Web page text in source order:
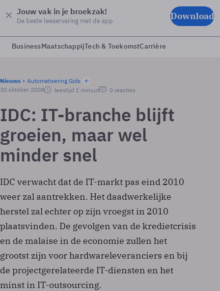
Jouw vak in je broekzak!
De beste leeservaring met de app Download
BusinessMaatschappijTech & ToekomstCarrière
Nieuws
Automatisering Gids
30 oktober 2008
leestijd 1 minuut 0 reacties
IDC: IT-branche blijft
groeien, maar wel
minder snel
IDC verwacht dat de IT-markt pas eind 2010
weer zal aantrekken. Het daadwerkelijke
herstel zal echter op zijn vroegst in 2010
plaatsvinden. De gevolgen van de kredietcrisis
en de malaise in de economie zullen het
grootst zijn voor hardwareleveranciers en bij
de projectgerelateerde IT-diensten en het
minst in IT-outsourcing.